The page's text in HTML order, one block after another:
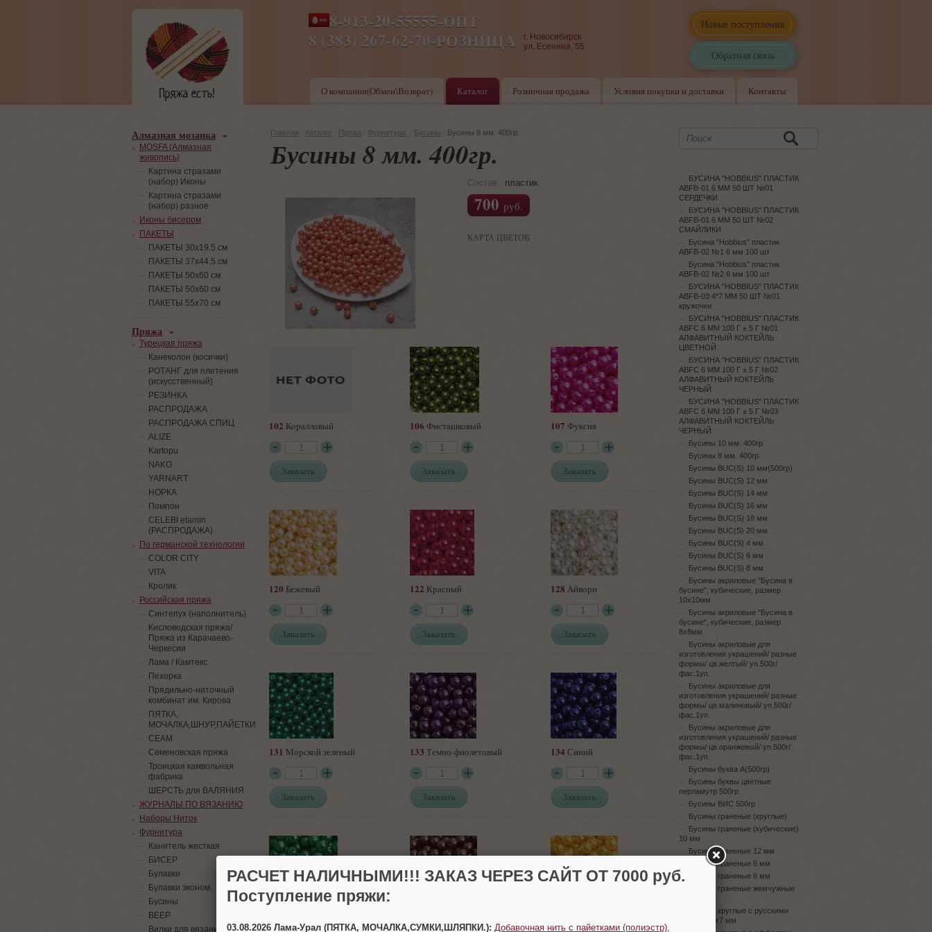
Новые поступления
Обратная связь
8-913-20-55555-ОПТ
8 (383) 267-62-70-РОЗНИЦА
ПН-ПТ 8-17,СБ-ВС 9-17
г. Новосибирск
ул. Есенина, 55
О компании(Обмен\Возврат) Каталог Розничная продажа Условия покупки и доставки Контакты
Главная Каталог Пряжа Фурнитура Бусины Бусины 8 мм. 400гр.
Бусины 8 мм. 400гр.
Состав: пластик
700 руб.
КАРТА ЦВЕТОВ
102 Коралловый
Заказать
106 Фисташковый
Заказать
107 Фуксия
Заказать
120 Бежевый
Заказать
122 Красный
Заказать
128 Айвори
Заказать
131 Морской зеленый
Заказать
133 Темно-фиолетовый
Заказать
134 Синий
Заказать
Алмазная мозаика
MOSFA (Алмазная
живопись)
Картина стразами
(набор) Иконы
Картина стразами
(набор) разное
Иконы бисером
ПАКЕТЫ
ПАКЕТЫ 30х19.5 см
ПАКЕТЫ 37х44.5 см
ПАКЕТЫ 50х60 см
ПАКЕТЫ 50х60 см
ПАКЕТЫ 55х70 см
Пряжа
Турецкая пряжа
Канеколон (косички)
РОТАНГ для плетения
(искусственный)
PЕЗИНКА
РАСПРОДАЖА
РАСПРОДАЖА СПИЦ
ALIZE
Kartopu
NAKO
YARNART
НОРКА
Помпон
СELEBI etamin
(РАСПРОДАЖА)
По германской технологии
COLOR CITY
VITA
Кролик
Российская пряжа
Синтепух (наполнитель)
Кисловодская пряжа/
Пряжа из Карачаево-
Черкесии
Лама / Камтекс
Пехорка
Прядильно-ниточный
комбинат им. Кирова
ПЯТКА,
МОЧАЛКА,ШНУР,ПАЙЕТКИ
СЕАМ
Семеновская пряжа
Троицкая камвольная
фабрика
ШЕРСТЬ для ВАЛЯНИЯ
ЖУРНАЛЫ ПО ВЯЗАНИЮ
Наборы Ниток
Фурнитура
Канитель жесткая
БИСЕР
Булавки
Булавки эконом.
Бусины
ВЕЕР
Вилки для вязания
БУСИНА "HOBBIUS" ПЛАСТИК
ABFB-01 6 ММ 50 ШТ №01
СЕРДЕЧКИ
БУСИНА "HOBBIUS" ПЛАСТИК
ABFB-01 6 ММ 50 ШТ №02
СМАЙЛИКИ
Бусина "Hobbius" пластик
ABFB-02 №1 6 мм 100 шт
Бусина "Hobbius" пластик
ABFB-02 №2 6 мм 100 шт
БУСИНА "HOBBIUS" ПЛАСТИК
ABFB-03 4*7 ММ 50 ШТ №01
кружочки
БУСИНА "HOBBIUS" ПЛАСТИК
ABFC 6 ММ 100 Г ± 5 Г №01
АЛФАВИТНЫЙ КОКТЕЙЛЬ
ЦВЕТНОЙ
БУСИНА "HOBBIUS" ПЛАСТИК
ABFC 6 ММ 100 Г ± 5 Г №02
АЛФАВИТНЫЙ КОКТЕЙЛЬ
ЧЕРНЫЙ
БУСИНА "HOBBIUS" ПЛАСТИК
ABFC 6 ММ 100 Г ± 5 Г №03
АЛФАВИТНЫЙ КОКТЕЙЛЬ
ЧЕРНЫЙ
Бусины 10 мм. 400гр.
Бусины 8 мм. 400гр.
Бусины BUC(S) 10 мм(500гр)
Бусины BUC(S) 12 мм
Бусины BUC(S) 14 мм
Бусины BUC(S) 16 мм
Бусины BUC(S) 18 мм
Бусины BUC(S) 20 мм
Бусины BUC(S) 4 мм
Бусины BUC(S) 6 мм
Бусины BUC(S) 8 мм
Бусины акриловые "Бусина в
бусине", кубические, размер
10х10мм
Бусины акриловые "Бусина в
бусине", кубические, размер
8х8мм
Бусины акриловые для
изготовления украшений/ разные
формы/ цв.желтый/ уп.500г/
фас.1уп.
Бусины акриловые для
изготовления украшений/ разные
формы/ цв.малиновый/ уп.500г/
фас.1уп.
Бусины акриловые для
изготовления украшений/ разные
формы/ цв.оранжевый/ уп.500г/
фас.1уп.
Бусины буква А(500гр)
Бусины буквы цветные
перламутр 500гр
Бусины ВИС 500гр
Бусины граненые (круглые)
Бусины граненые (кубические)
10 мм
Бусины граненые 12 мм
Бусины граненые 6 мм
Бусины граненые 8 мм
Бусины граненые жемчужные
Бусины круглые с русскими
буквами 4х7 мм
РАСЧЕТ НАЛИЧНЫМИ!!! ЗАКАЗ ЧЕРЕЗ САЙТ ОТ 7000 руб.
Поступление пряжи:
03.08.2026 Лама-Урал (ПЯТКА, МОЧАЛКА,СУМКИ,ШЛЯПКИ.): Добавочная нить с пайетками (полиэстр)